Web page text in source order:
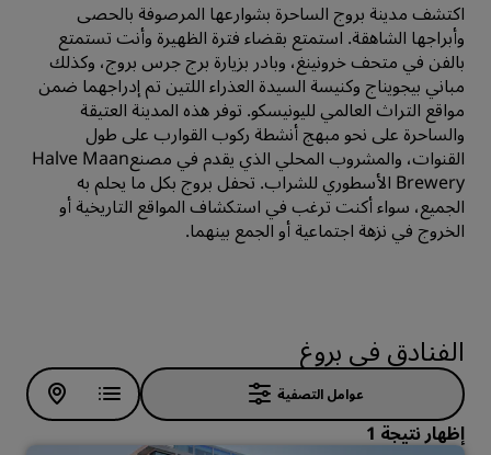
اكتشف مدينة بروج الساحرة بشوارعها المرصوفة بالحصى
وأبراجها الشاهقة. استمتع بقضاء فترة الظهيرة وأنت تستمتع
بالفن في متحف خرونينغ، وبادر بزيارة برج جرس بروج، وكذلك
مباني بيجويناج وكنيسة السيدة العذراء اللتين تم إدراجهما ضمن
مواقع التراث العالمي لليونيسكو. توفر هذه المدينة العتيقة
والساحرة على نحو مبهج أنشطة ركوب القوارب على طول
القنوات، والمشروب المحلي الذي يقدم في مصنعHalve Maan
Brewery الأسطوري للشراب. تحفل بروج بكل ما يحلم به
الجميع، سواء أكنت ترغب في استكشاف المواقع التاريخية أو
الخروج في نزهة اجتماعية أو الجمع بينهما.
الفنادق في بروغ
عوامل التصفية
إظهار نتيجة 1